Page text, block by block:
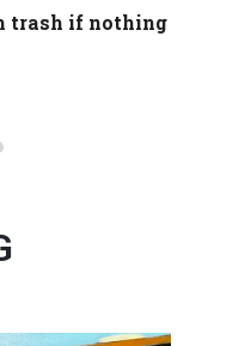
trash if nothing